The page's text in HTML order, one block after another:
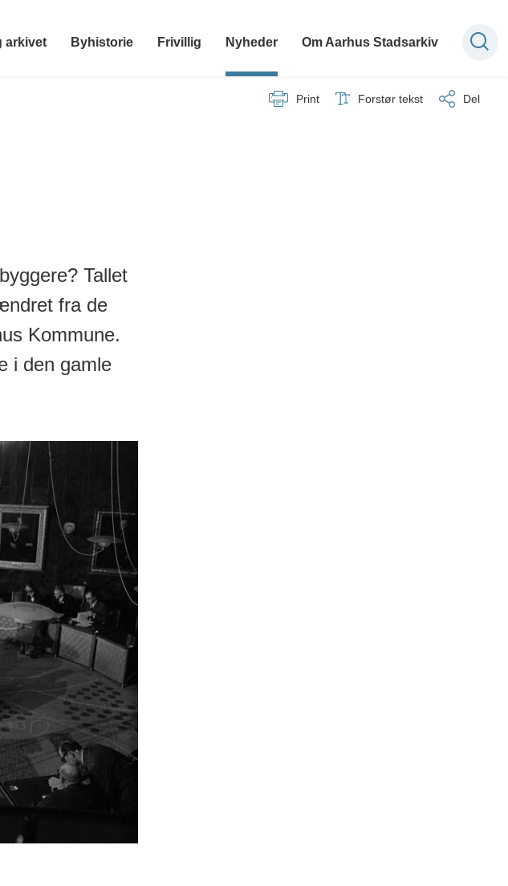
arkivet Byhistorie Frivillig Nyheder Om Aarhus Stadsarkiv
Print Forstør tekst Del
Tallet
fra de
Kommune.
i den gamle